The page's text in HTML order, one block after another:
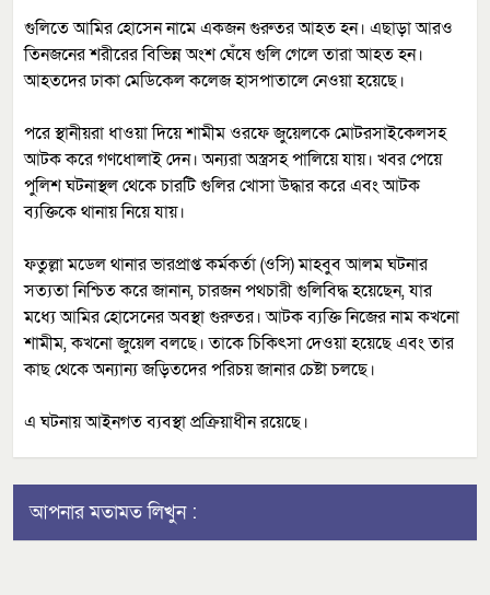
গুলিতে আমির হোসেন নামে একজন গুরুতর আহত হন। এছাড়া আরও
তিনজনের শরীরের বিভিন্ন অংশ ঘেঁষে গুলি গেলে তারা আহত হন।
আহতদের ঢাকা মেডিকেল কলেজ হাসপাতালে নেওয়া হয়েছে।
পরে স্থানীয়রা ধাওয়া দিয়ে শামীম ওরফে জুয়েলকে মোটরসাইকেলসহ
আটক করে গণধোলাই দেন। অন্যরা অস্ত্রসহ পালিয়ে যায়। খবর পেয়ে
পুলিশ ঘটনাস্থল থেকে চারটি গুলির খোসা উদ্ধার করে এবং আটক
ব্যক্তিকে থানায় নিয়ে যায়।
ফতুল্লা মডেল থানার ভারপ্রাপ্ত কর্মকর্তা (ওসি) মাহবুব আলম ঘটনার
সত্যতা নিশ্চিত করে জানান, চারজন পথচারী গুলিবিদ্ধ হয়েছেন, যার
মধ্যে আমির হোসেনের অবস্থা গুরুতর। আটক ব্যক্তি নিজের নাম কখনো
শামীম, কখনো জুয়েল বলছে। তাকে চিকিৎসা দেওয়া হয়েছে এবং তার
কাছ থেকে অন্যান্য জড়িতদের পরিচয় জানার চেষ্টা চলছে।
এ ঘটনায় আইনগত ব্যবস্থা প্রক্রিয়াধীন রয়েছে।
আপনার মতামত লিখুন :